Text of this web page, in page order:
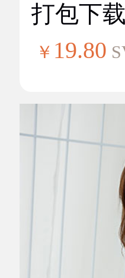
打包下
￥ 19.80